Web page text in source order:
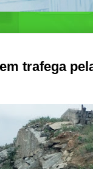
trafega